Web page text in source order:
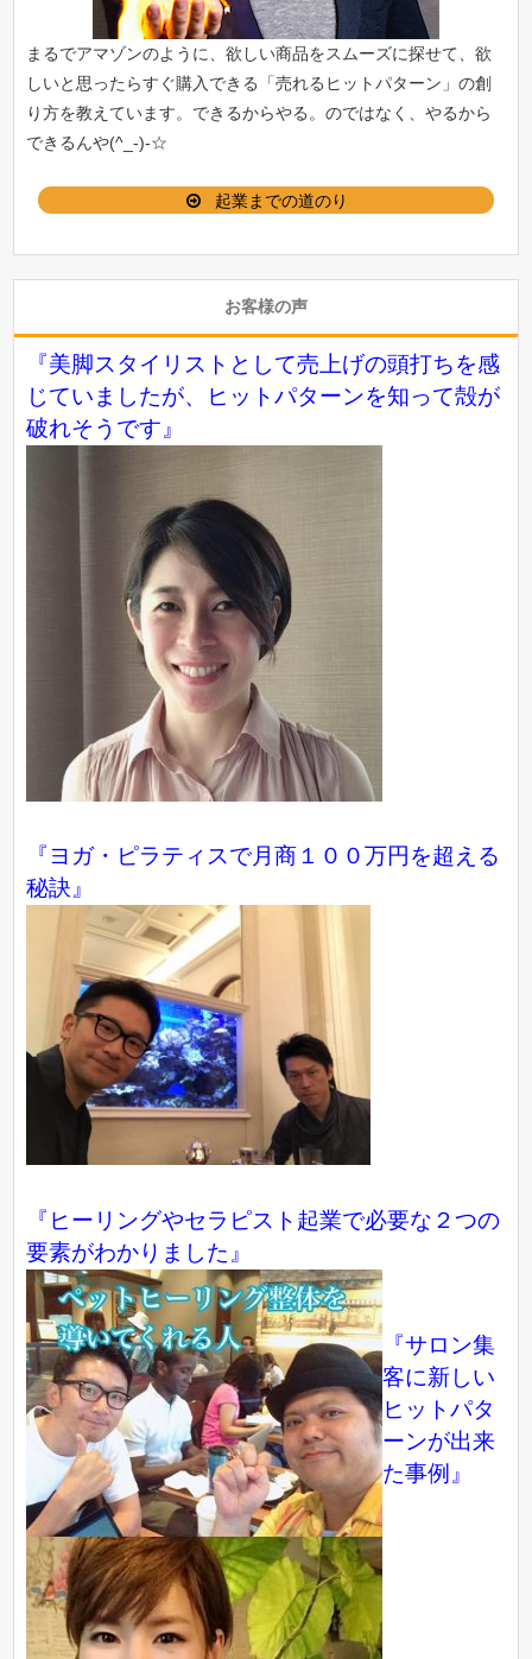
まるでアマゾンのように、欲しい商品をスムーズに探せて、欲
しいと思ったらすぐ購入できる「売れるヒットパターン 」の創
り方を教えています。できるからやる。のではなく、やるから
できるんや(^_-)-☆
起業までの道のり
お客様の声
『美脚スタイリストとして売上げの頭打ちを感
じていましたが、ヒットパターンを知って殻が
破れそうです』
『ヨガ・ピラティスで月商１００万円を超える
秘訣』
『ヒーリングやセラピスト起業で必要な２つの
要素がわかりました』
『サロン集
客に新しい
ヒットパタ
ーンが出来
た事例』